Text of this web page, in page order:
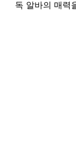
독 알바의 매력